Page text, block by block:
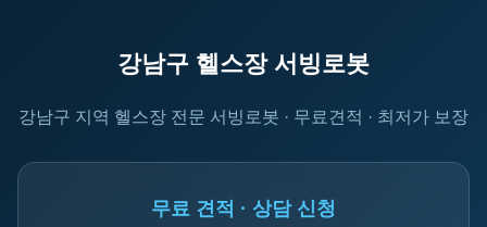
강남구 헬스장 서빙로봇
강남구 지역 헬스장 전문 서빙로봇 · 무료견적 · 최저가 보장
무료 견적 · 상담 신청